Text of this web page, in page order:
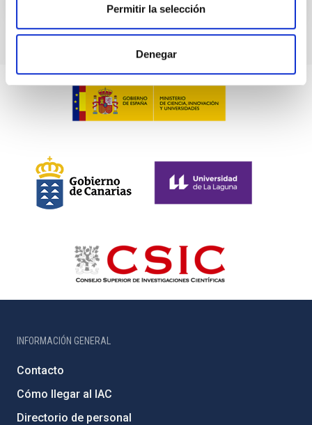
Permitir la selección
Denegar
INFORMACIÓN GENERAL
Contacto
Cómo llegar al IAC
Directorio de personal